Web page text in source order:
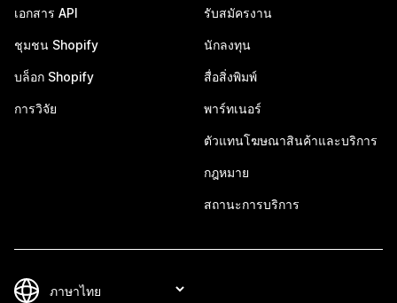
เอกสาร API
ชุมชน Shopify
บล็อก Shopify
การวิจัย
รับสมัครงาน
นักลงทุน
สื่อสิ่งพิมพ์
พาร์ทเนอร์
ตัวแทนโฆษณาสินค้าและบริการ
กฎหมาย
สถานะการบริการ